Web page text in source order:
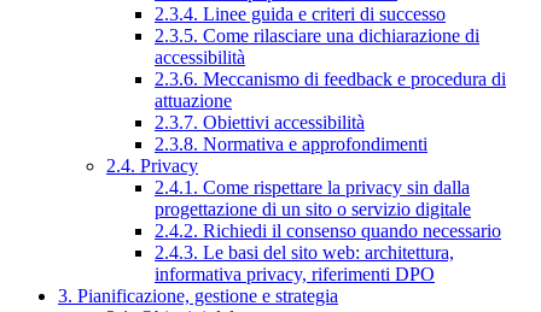
2.3.4. Linee guida e criteri di successo
2.3.5. Come rilasciare una dichiarazione di
accessibilità
2.3.6. Meccanismo di feedback e procedura di
attuazione
2.3.7. Obiettivi accessibilità
2.3.8. Normativa e approfondimenti
2.4. Privacy
2.4.1. Come rispettare la privacy sin dalla
progettazione di un sito o servizio digitale
2.4.2. Richiedi il consenso quando necessario
2.4.3. Le basi del sito web: architettura,
informativa privacy, riferimenti DPO
3. Pianificazione, gestione e strategia